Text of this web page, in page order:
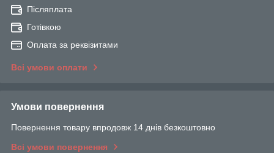
Післяплата
Готівкою
Оплата за реквізитами
Всі умови оплати
Умови повернення
Повернення товару впродовж 14 днів безкоштовно
Всі умови повернення